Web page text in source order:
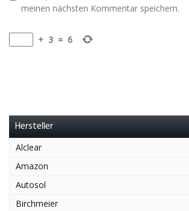
meinen nächsten Kommentar speichern.
+ 3 = 6
Hersteller
Alclear
Amazon
Autosol
Birchmeier